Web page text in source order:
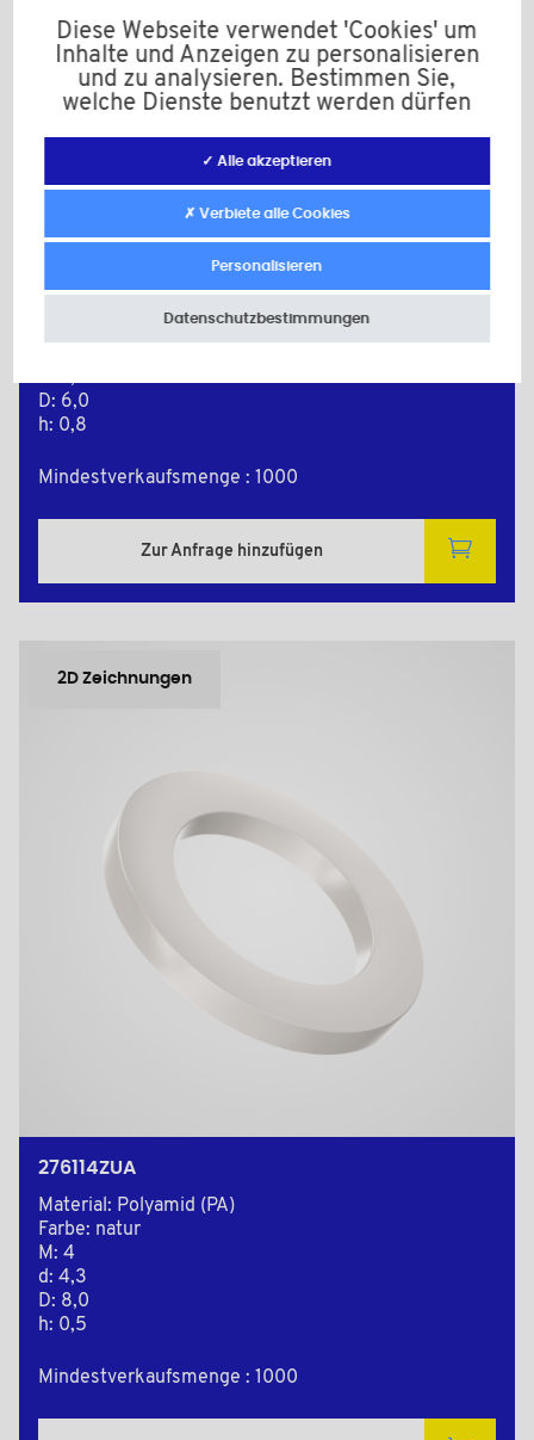
d: 3,2
D: 6,0
h: 0,8
Mindestverkaufsmenge : 1000
Zur Anfrage hinzufügen
2D Zeichnungen
276114ZUA
Material: Polyamid (PA)
Farbe: natur
M: 4
d: 4,3
D: 8,0
h: 0,5
Mindestverkaufsmenge : 1000
Diese Webseite verwendet 'Cookies' um
Inhalte und Anzeigen zu personalisieren
und zu analysieren. Bestimmen Sie,
welche Dienste benutzt werden dürfen
✓ Alle akzeptieren
✗ Verbiete alle Cookies
Personalisieren
Datenschutzbestimmungen